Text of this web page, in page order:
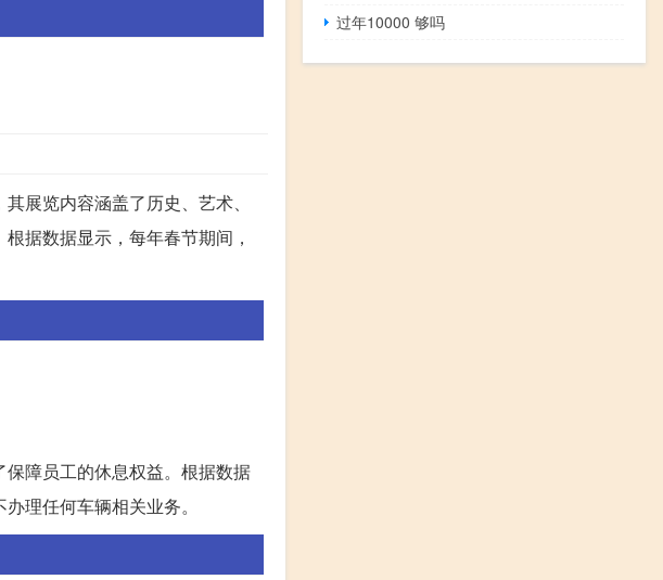
展览内容涵盖了历史、艺术、
据数据显示，每年春节期间，
障员工的休息权益。根据数据
理任何车辆相关业务。
过年10000 够吗